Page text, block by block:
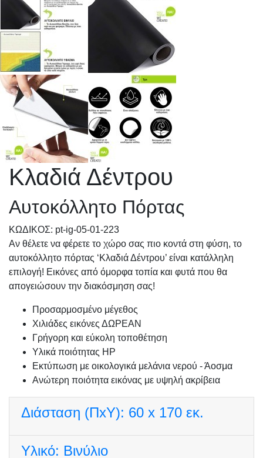
Κλαδιά Δέντρου
Αυτοκόλλητο Πόρτας
KΩΔΙΚΟΣ: pt-ig-05-01-223
Αν θέλετε να φέρετε το χώρο σας πιο κοντά στη φύση, το
αυτοκόλλητο πόρτας ‘Κλαδιά Δέντρου’ είναι κατάλληλη
επιλογή! Εικόνες από όμορφα τοπία και φυτά που θα
απογειώσουν την διακόσμηση σας!
Προσαρμοσμένo μέγεθος
Χιλιάδες εικόνες ΔΩΡΕΑΝ
Γρήγορη και εύκολη τοποθέτηση
Υλικά ποιότητας HP
Εκτύπωση με οικολογικά μελάνια νερού - Άοσμα
Ανώτερη ποιότητα εικόνας με υψηλή ακρίβεια
Διάσταση (ΠxΥ): 60 x 170 εκ.
Υλικό: Βινύλιο